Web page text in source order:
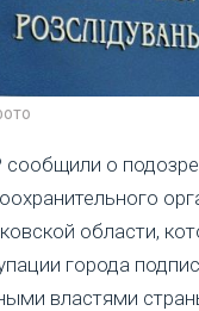
сообщили о
области,
города
властями